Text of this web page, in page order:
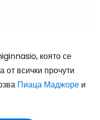
която се
от всички прочути
Пиаца Маджоре и